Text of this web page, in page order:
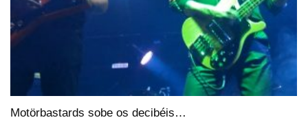
Motörbastards sobe os decibéis…